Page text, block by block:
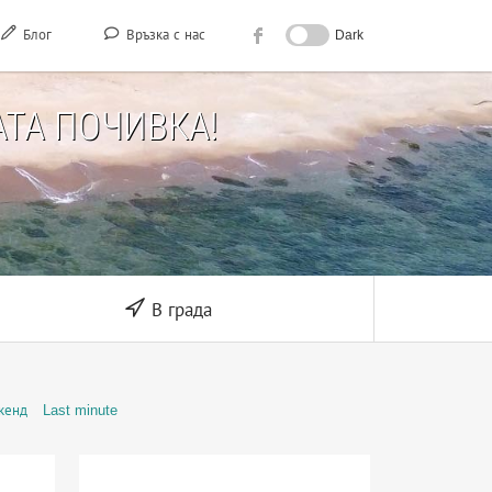
Блог Връзка с нас Dark
ПОЧИВКА!
В града
Last minute